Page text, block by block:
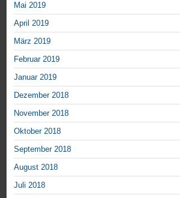
Mai 2019
April 2019
März 2019
Februar 2019
Januar 2019
Dezember 2018
November 2018
Oktober 2018
September 2018
August 2018
Juli 2018